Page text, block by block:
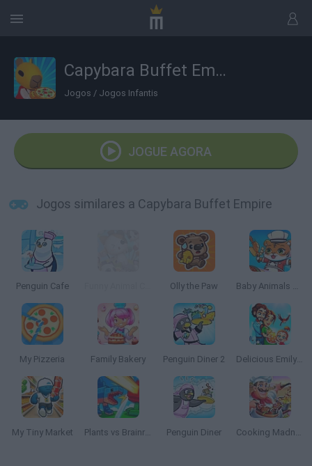
Capybara Buffet Empire
Jogos / Jogos Infantis
JOGUE AGORA
Jogos similares a Capybara Buffet Empire
Penguin Cafe Olly the Paw Baby Animals Kitchen
My Pizzeria Family Bakery Penguin Diner 2 Delicious Emily's Miracle of Life
My Tiny Market Plants vs Brainrots Online Penguin Diner Cooking Madness